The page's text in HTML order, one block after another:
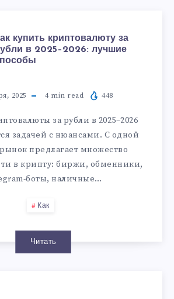
купить криптовалюту за
в 2025–2026: лучшие
2025 4min read 448
за рубли в 2025–2026
задачей с нюансами. С одной
предлагает множество
в крипту: биржи, обменники,
боты, наличные…
Как
Читать